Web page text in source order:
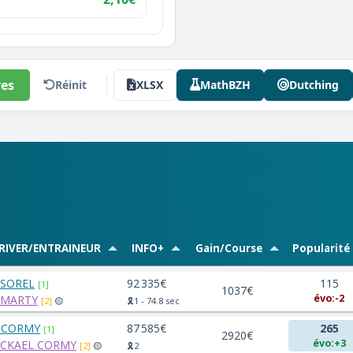
Réinit XLSX MathBZH Dutching
ENTRAINEUR INFO+ Gain/Course Popularité
[1]
[2] 🟡
92 335€
🎗️1 - 74.8 sec
1037€ 115
évo:-2
[1]
CORMY [2] 🟡
87 585€
🎗️2
2920€ 265
évo:+3